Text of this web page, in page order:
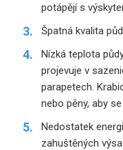
potápějí s
Špatná kvalita
Nízká teplota
projevuje v
parapetech.
nebo pěny, aby
Nedostatek
zahuštěných